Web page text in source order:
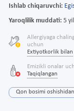
Ishlab chiqaruvchi:
Yaroqlilik muddati: 5 yil
Allergiyaga
uchun
Extiyotkorlik bilan
Emizikli onalar
Taqiqlangan
Qon bosimi